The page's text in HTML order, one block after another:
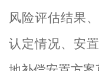
风险评估结果
认定情况、安